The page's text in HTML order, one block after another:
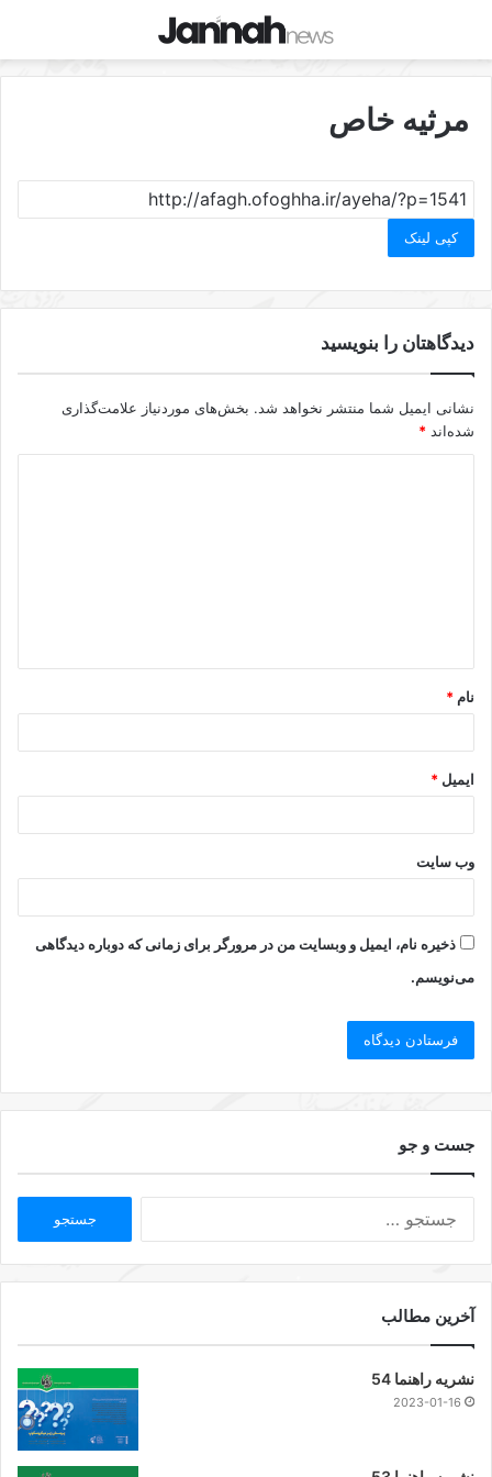
مرثیه خاص
کپی لینک
دیدگاهتان را بنویسید
نشانی ایمیل شما منتشر نخواهد شد. بخش‌های موردنیاز علامت‌گذاری
شده‌اند *
*
نام *
ایمیل *
وب‌ سایت
ذخیره نام، ایمیل و وبسایت من در مرورگر برای زمانی که دوباره دیدگاهی
می‌نویسم.
جست و جو
آخرین مطالب
نشریه راهنما 54
2023-01-16